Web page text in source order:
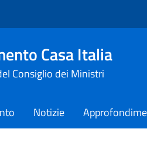
Casa Italia
Consiglio dei Ministri
Notizie